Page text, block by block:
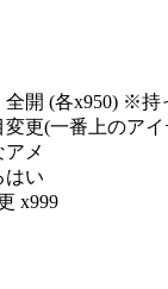
全開 (各x950) ※持
変更(一番上のア
メ
はい
x999